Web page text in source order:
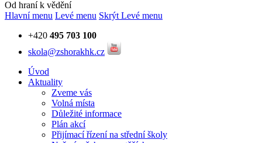
Od hraní k vědění
Hlavní menu Levé menu Skrýt Levé menu
+420 495 703 100
skola@zshorakhk.cz
Úvod
Aktuality
Zveme vás
Volná místa
Důležité informace
Plán akcí
Přijímací řízení na střední školy